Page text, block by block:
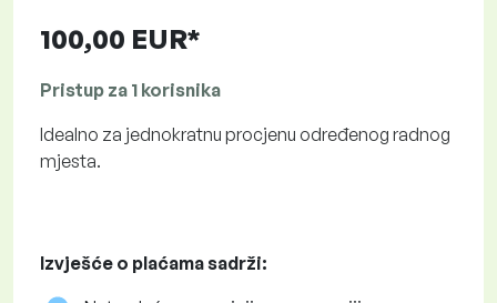
100,00 EUR*
Pristup za 1 korisnika
Idealno za jednokratnu procjenu određenog radnog
mjesta.
Izvješće o plaćama sadrži: